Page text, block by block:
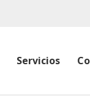
Servicios